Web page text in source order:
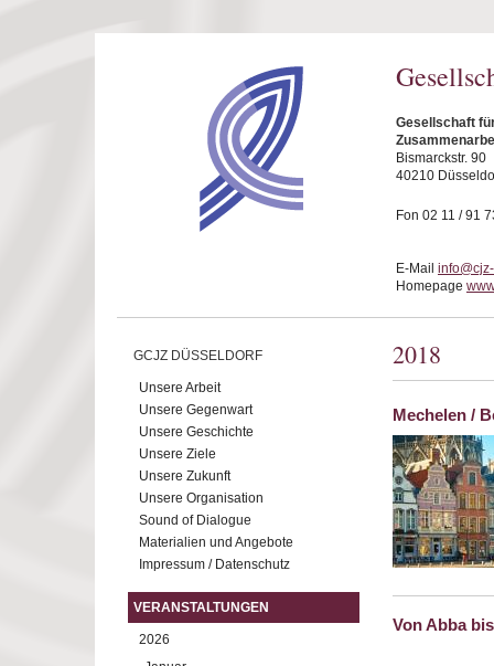
Gesellschaft
Bismarckstr. 90
40210
Fon 02 11 / 91
E-Mail
Homepage
GCJZ DÜSSELDORF
Unsere Arbeit
Unsere Gegenwart
Unsere Geschichte
Unsere Ziele
Unsere Zukunft
Unsere Organisation
Sound of Dialogue
Materialien und Angebote
Impressum / Datenschutz
VERANSTALTUNGEN
2026
2018
Mechelen /
Von Abba